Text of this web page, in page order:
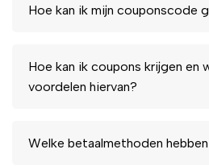
Hoe kan ik mijn couponscode
Hoe kan ik coupons krijgen en
voordelen hiervan?
Welke betaalmethoden hebben